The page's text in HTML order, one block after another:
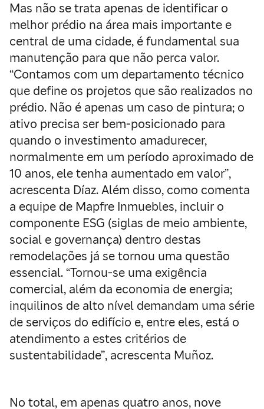
Mas não se trata apenas de identificar o
melhor prédio na área mais importante e
central de uma cidade, é fundamental sua
manutenção para que não perca valor.
“Contamos com um departamento técnico
que define os projetos que são realizados no
prédio. Não é apenas um caso de pintura; o
ativo precisa ser bem-posicionado para
quando o investimento amadurecer,
normalmente em um período aproximado de
10 anos, ele tenha aumentado em valor”,
acrescenta Díaz. Além disso, como comenta
a equipe de Mapfre Inmuebles, incluir o
componente ESG (siglas de meio ambiente,
social e governança) dentro destas
remodelações já se tornou uma questão
essencial. “Tornou-se uma exigência
comercial, além da economia de energia;
inquilinos de alto nível demandam uma série
de serviços do edifício e, entre eles, está o
atendimento a estes critérios de
sustentabilidade”, acrescenta Muñoz.
No total, em apenas quatro anos, nove